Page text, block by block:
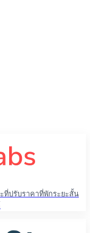
ะที่ปรับราคาที่พักระยะสั้น